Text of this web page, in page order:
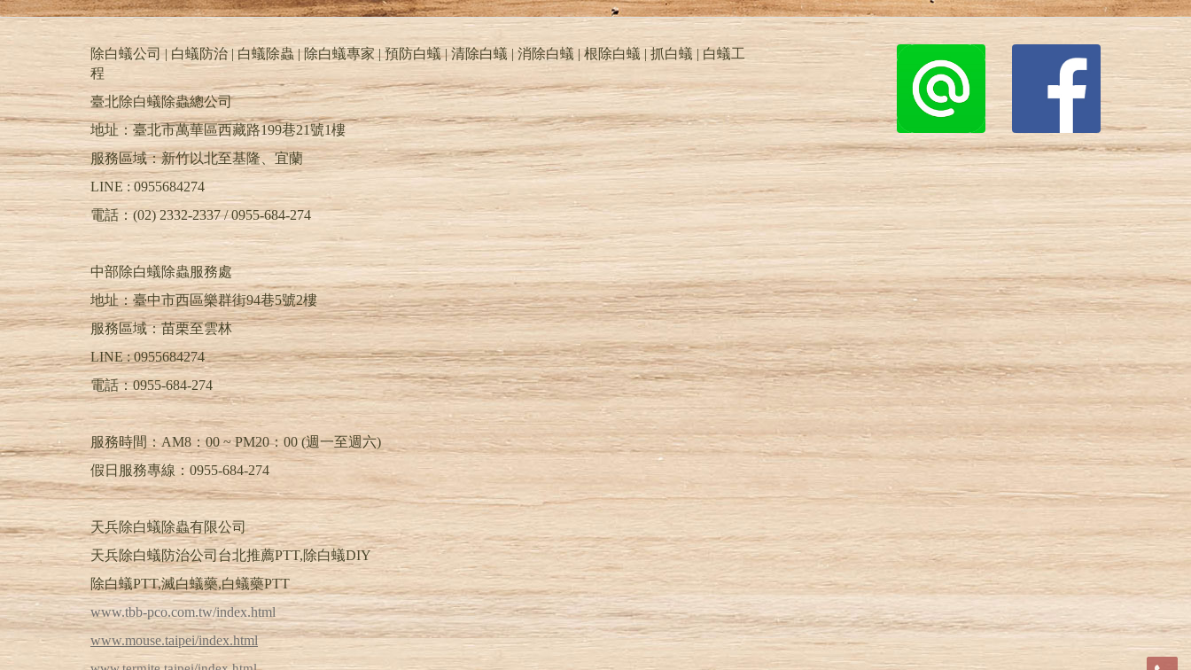
除白蟻公司 | 白蟻防治 | 白蟻除蟲 | 除白蟻專家 | 預防白蟻 | 清除白蟻 | 消除白蟻 | 根除白蟻 | 抓白蟻 |白蟻工
程
臺北除白蟻除蟲總公司
地址：臺北市萬華區西藏路199巷21號1樓
服務區域：新竹以北至基隆、宜蘭
LINE : 0955684274
電話：(02) 2332-2337 / 0955-684-274
中部除白蟻除蟲服務處
地址：臺中市西區樂群街94巷5號2樓
服務區域：苗栗至雲林
LINE :0955684274
電話：0955-684-274
服務時間：AM8：00 ~ PM20：00 (週一至週六)
假日服務專線：0955-684-274
天兵除白蟻除蟲有限公司
天兵除白蟻防治公司台北推薦PTT,除白蟻DIY
除白蟻PTT,滅白蟻藥,白蟻藥PTT
www.tbb-pco.com.tw/index.html
www.mouse.taipei/index.html